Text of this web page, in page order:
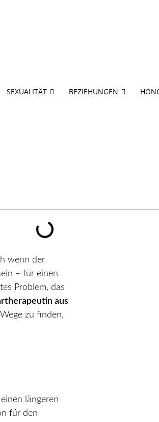
SEXUALITÄT BEZIEHUNGEN
wenn der
– für einen
Problem, das
aus
zu finden,
längeren
für den